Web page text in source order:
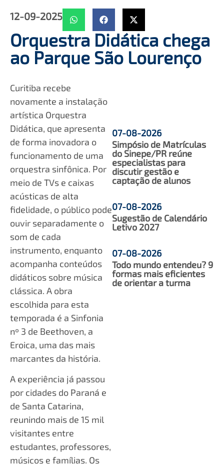
12-09-2025
Orquestra Didática chega
ao Parque São Lourenço
Curitiba recebe
novamente a instalação
artística Orquestra
Didática, que apresenta
de forma inovadora o
funcionamento de uma
orquestra sinfônica. Por
meio de TVs e caixas
acústicas de alta
fidelidade, o público pode
ouvir separadamente o
som de cada
instrumento, enquanto
acompanha conteúdos
didáticos sobre música
clássica. A obra
escolhida para esta
temporada é a Sinfonia
nº 3 de Beethoven, a
Eroica, uma das mais
marcantes da história.
A experiência já passou
por cidades do Paraná e
de Santa Catarina,
reunindo mais de 15 mil
visitantes entre
estudantes, professores,
músicos e famílias. Os
07-08-2026
Simpósio de Matrículas
do Sinepe/PR reúne
especialistas para
discutir gestão e
captação de alunos
07-08-2026
Sugestão de Calendário
Letivo 2027
07-08-2026
Todo mundo entendeu? 9
formas mais eficientes
de orientar a turma